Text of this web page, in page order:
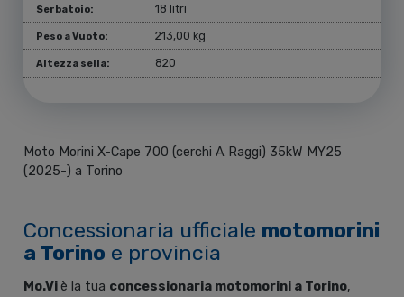
Serbatoio: 18 litri
Peso a Vuoto: 213,00 kg
Altezza sella: 820
Moto Morini X-Cape 700 (cerchi A Raggi) 35kW MY25
(2025-) a Torino
Concessionaria ufficiale motomorini
a Torino e provincia
Mo.Viè la tua concessionaria motomorini a Torino,